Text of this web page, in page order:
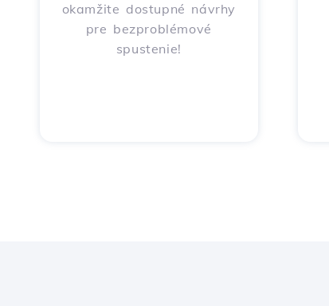
okamžite dostupné návrhy
pre bezproblémové
spustenie!